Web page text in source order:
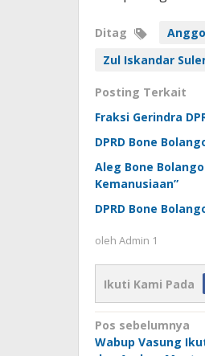
Ditag
Zul Iskandar
Posting Terkait
Fraksi Gerindra
DPRD Bone
Aleg Bone
Kemanusiaan”
DPRD Bone
oleh Admin 1
Ikuti Kami Pada
Navigasi
pos
Pos sebelumnya
Wabup Vasung